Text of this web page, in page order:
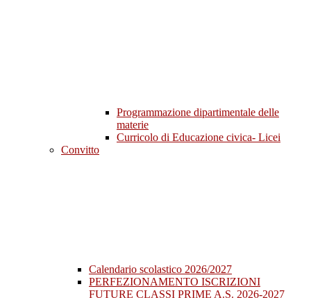
Programmazione dipartimentale delle
materie
Curricolo di Educazione civica- Licei
Convitto
Calendario scolastico 2026/2027
PERFEZIONAMENTO ISCRIZIONI
FUTURE CLASSI PRIME A.S. 2026-2027